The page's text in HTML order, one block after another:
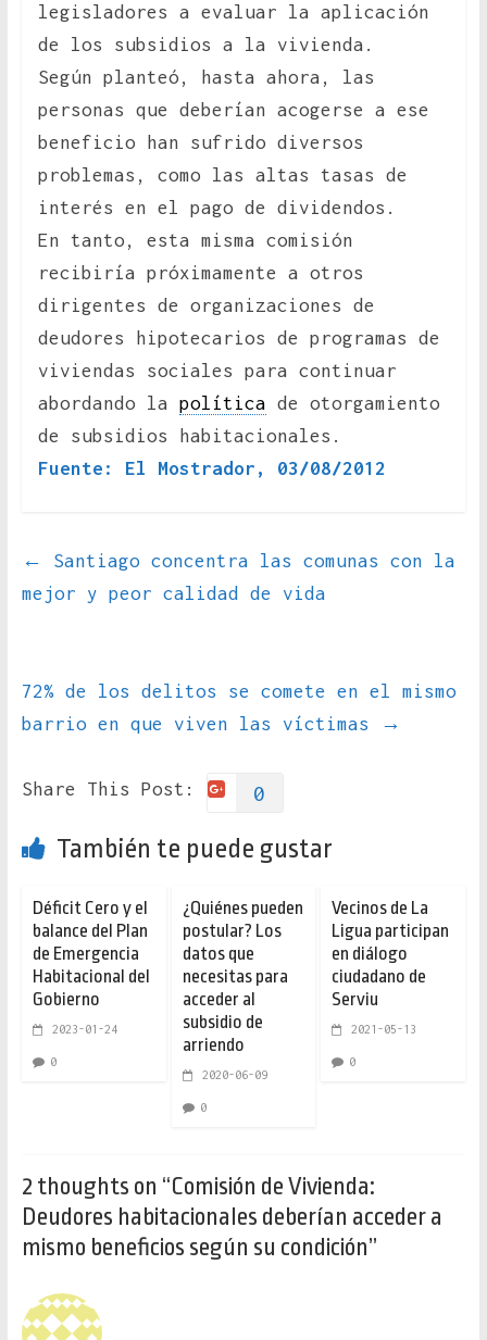
legisladores a evaluar la aplicación
de los subsidios a la vivienda.
Según planteó, hasta ahora, las
personas que deberían acogerse a ese
beneficio han sufrido diversos
problemas, como las altas tasas de
interés en el pago de dividendos.
En tanto, esta misma comisión
recibiría próximamente a otros
dirigentes de organizaciones de
deudores hipotecarios de programas de
viviendas sociales para continuar
abordando la política de otorgamiento
de subsidios habitacionales.
Fuente: El Mostrador, 03/08/2012
←
Santiago concentra las comunas con la
mejor y peor calidad de vida
72% de los delitos se comete en el mismo
barrio en que viven las víctimas
→
Share This Post: 0
También te puede gustar
Déficit Cero y el
balance del Plan
de Emergencia
Habitacional del
Gobierno
2023-01-24
0
¿Quiénes pueden
postular? Los
datos que
necesitas para
acceder al
subsidio de
arriendo
2020-06-09
0
Vecinos de La
Ligua participan
en diálogo
ciudadano de
Serviu
2021-05-13
0
2 thoughts on “Comisión de Vivienda:
Deudores habitacionales deberían acceder a
mismo beneficios según su condición”